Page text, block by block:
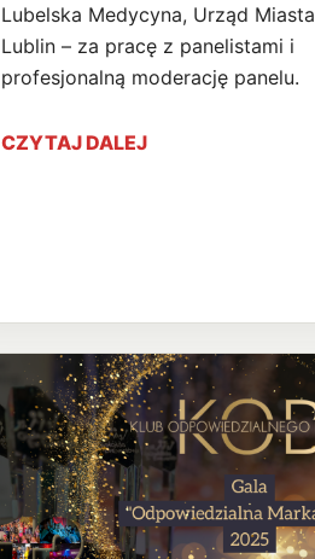
Lubelska Medycyna, Urząd Miasta
Lublin – za pracę z panelistami i
profesjonalną moderację panelu.
CZYTAJ DALEJ